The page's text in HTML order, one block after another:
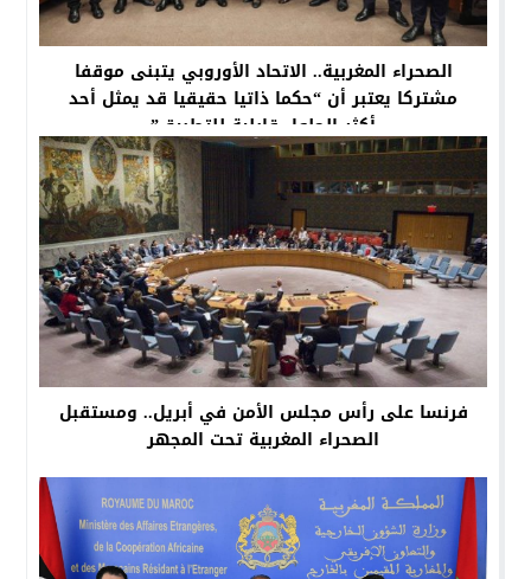
الصحراء المغربية.. الاتحاد الأوروبي يتبنى موقفا
مشتركا يعتبر أن “حكما ذاتيا حقيقيا قد يمثل أحد
أكثر الحلول قابلية للتطبيق”
فرنسا على رأس مجلس الأمن في أبريل.. ومستقبل
الصحراء المغربية تحت المجهر